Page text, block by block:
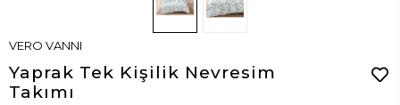
VERO VANNI
Yaprak Tek Kişilik Nevresim
Takımı